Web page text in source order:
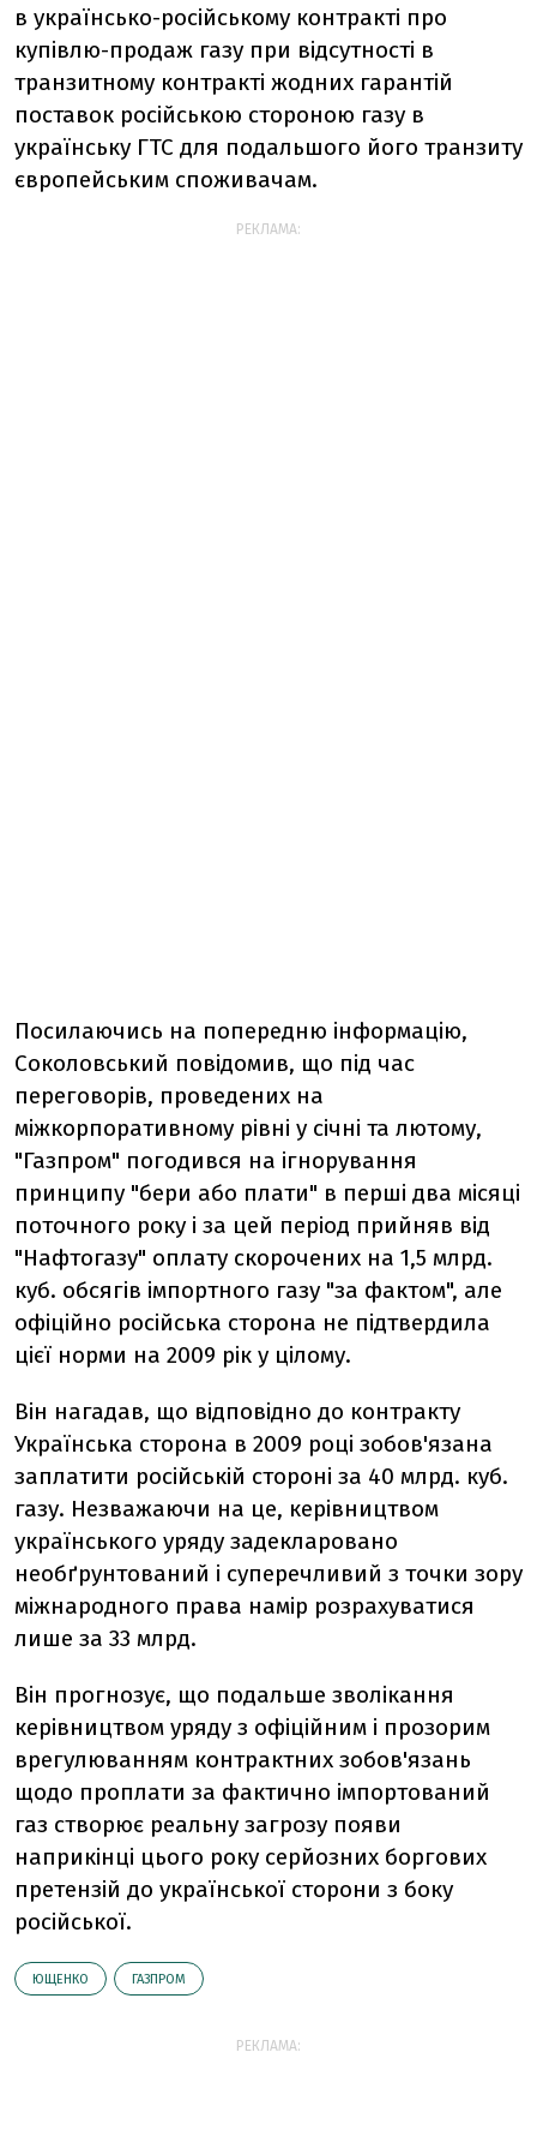
в українсько-російському контракті про
купівлю-продаж газу при відсутності в
транзитному контракті жодних гарантій
поставок російською стороною газу в
українську ГТС для подальшого його транзиту
європейським споживачам.
РЕКЛАМА:
Посилаючись на попередню інформацію,
Соколовський повідомив, що під час
переговорів, проведених на
міжкорпоративному рівні у січні та лютому,
"Газпром" погодився на ігнорування
принципу "бери або плати" в перші два місяці
поточного року і за цей період прийняв від
"Нафтогазу" оплату скорочених на 1,5 млрд.
куб. обсягів імпортного газу "за фактом", але
офіційно російська сторона не підтвердила
цієї норми на 2009 рік у цілому.
Він нагадав, що відповідно до контракту
Українська сторона в 2009 році зобов'язана
заплатити російській стороні за 40 млрд. куб.
газу. Незважаючи на це, керівництвом
українського уряду задекларовано
необґрунтований і суперечливий з точки зору
міжнародного права намір розрахуватися
лише за 33 млрд.
Він прогнозує, що подальше зволікання
керівництвом уряду з офіційним і прозорим
врегулюванням контрактних зобов'язань
щодо проплати за фактично імпортований
газ створює реальну загрозу появи
наприкінці цього року серйозних боргових
претензій до української сторони з боку
російської.
ЮЩЕНКО ГАЗПРОМ
РЕКЛАМА: